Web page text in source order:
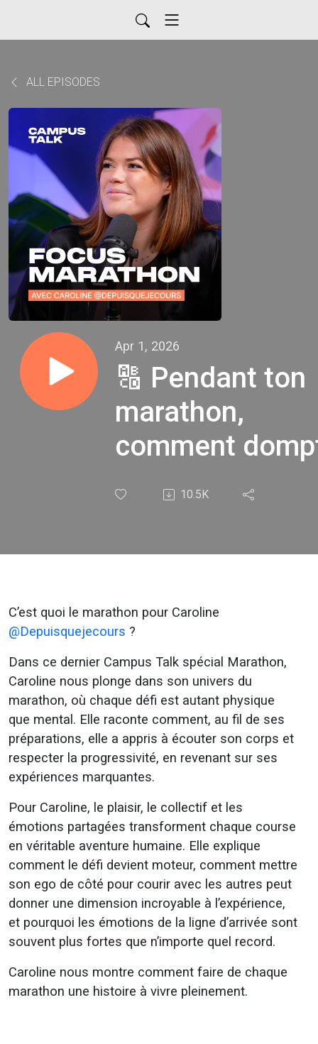
ALL EPISODES
Apr 1, 2026
🔠 Pendant ton
marathon,
comment
la fatigue avec
10.5K
C’est quoi le marathon pour Caroline
‪@Depuisquejecours‬ ?
Dans ce dernier Campus Talk spécial Marathon,
Caroline nous plonge dans son univers du
marathon, où chaque défi est autant physique
que mental. Elle raconte comment, au fil de ses
préparations, elle a appris à écouter son corps et
respecter la progressivité, en revenant sur ses
expériences marquantes.
Pour Caroline, le plaisir, le collectif et les
émotions partagées transforment chaque course
en véritable aventure humaine. Elle explique
comment le défi devient moteur, comment mettre
son ego de côté pour courir avec les autres peut
donner une dimension incroyable à l’expérience,
et pourquoi les émotions de la ligne d’arrivée sont
souvent plus fortes que n’importe quel record.
Caroline nous montre comment faire de chaque
marathon une histoire à vivre pleinement.